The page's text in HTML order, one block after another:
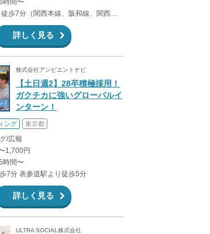
時間〜
JR難波駅から徒歩7分（関西本線、阪和線、関西空港線） 大阪難波駅から徒歩13分（近鉄奈良線、阪神なんば線） 桜川駅から徒歩4分（大阪メトロ千日前線、阪神なんば線）
詳しく見る
株式会社アンビエントナビ
【土日週2】28卒積極採用！
ガクチカに強いグローバルイ
ンターン！
ング 東京都
/広報
1,700円
時間〜
7分 表参道駅より徒歩5分
詳しく見る
ULTRA SOCIAL株式会社